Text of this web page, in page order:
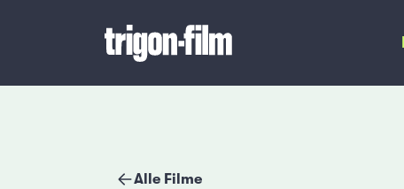
Alle Filme